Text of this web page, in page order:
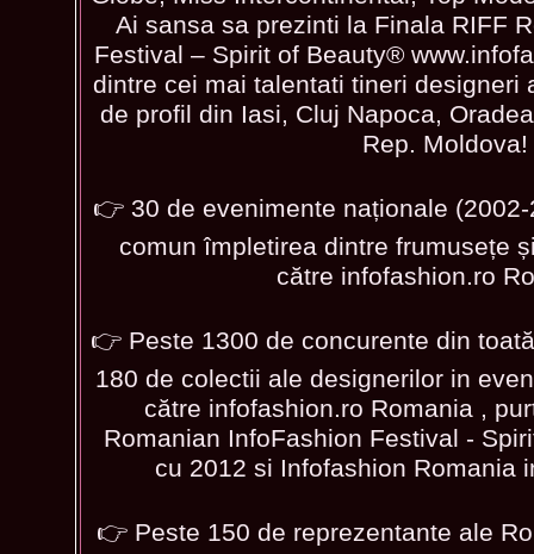
Ai sansa sa prezinti la Finala RIFF
Festival – Spirit of Beauty®
dintre cei mai talentati tineri designeri
de profil din Iasi, Cluj Napoca,
Rep. Moldova!
👉 30 de evenimente naționale
comun împletirea dintre frumusețe
către infofashion.ro
👉 Peste 1300 de concurente din
180 de colectii ale designerilor in
către infofashion.ro Romania ,
Romanian InfoFashion Festival -
cu 2012 si Infofashion Romania
👉 Peste 150 de reprezentante ale